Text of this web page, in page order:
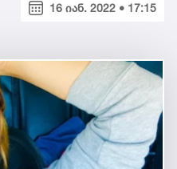
16 იან. 2022 • 17:15